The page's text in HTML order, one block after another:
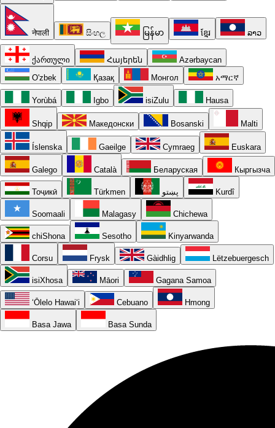
नेपाली සිංහල မြန်မာ ខ្មែរ ລາວ
ქართული Հայերեն
Azərbaycan
O'zbek
Қазақ Монгол አማርኛ
Yorùbá Igbo isiZulu Hausa
Shqip Македонски Bosanski Malti
Íslenska Gaeilge Cymraeg Euskara
Galego Català Беларуская Кыргызча
Тоҷикӣ Türkmen پښتو Kurdî
Soomaali Malagasy Chichewa
chiShona Sesotho Kinyarwanda
Corsu Frysk Gàidhlig Lëtzebuergesch
isiXhosa Māori Gagana Samoa
ʻŌlelo Hawaiʻi Cebuano Hmong
Basa Jawa Basa Sunda